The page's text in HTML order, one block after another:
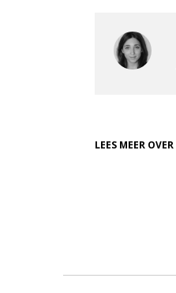
LEES MEER OVER